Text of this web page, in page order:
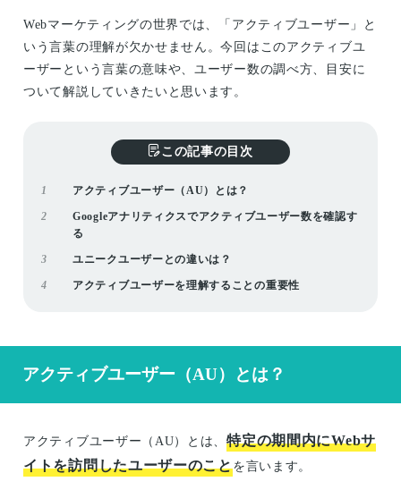
Webマーケティングの世界では、「アクティブユーザー」と
いう言葉の理解が欠かせません。今回はこのアクティブユ
ーザーという言葉の意味や、ユーザー数の調べ方、目安に
ついて解説していきたいと思います。
この記事の目次
1 アクティブユーザー（AU）とは？
2
Googleアナリティクスでアクティブユーザー数を確認す
る
3 ユニークユーザーとの違いは？
4 アクティブユーザーを理解することの重要性
アクティブユーザー（AU）とは？
アクティブユーザー（AU）とは、特定の期間内にWebサ
イトを訪問したユーザーのことを言います。